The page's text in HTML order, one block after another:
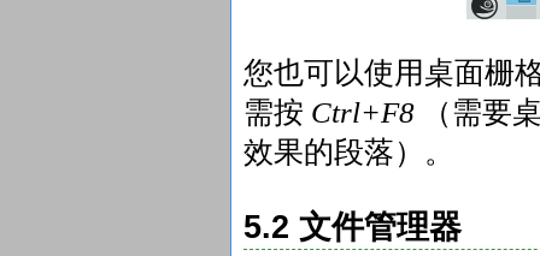
您也可以使用桌面栅
需按 Ctrl+F8 （需要
效果的段落）。
5.2 文件管理器